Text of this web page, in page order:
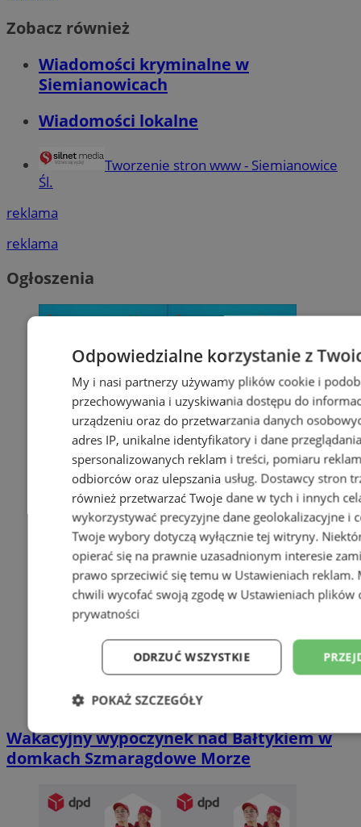
Zobacz również
Wiadomości kryminalne w
Siemianowicach
Wiadomości lokalne
Tworzenie stron www - Siemianowice
Śl.
reklama
reklama
Ogłoszenia
Wakacyjny wypoczynek nad Bałtykiem w
domkach Szmaragdowe Morze
Odpowiedzialne korzystanie z
My i nasi partnerzy używamy plików cookie i
przechowywania i uzyskiwania dostępu do
urządzeniu oraz do przetwarzania danych
adres IP, unikalne identyfikatory i dane
spersonalizowanych reklam i treści, pomiaru
odbiorców oraz ulepszania usług. Dostawcy stron
również przetwarzać Twoje dane w tych i innych
wykorzystywać precyzyjne dane geolokalizacyjne i
Twoje wybory dotyczą wyłącznie tej witryny.
opierać się na prawnie uzasadnionym interesie
prawo sprzeciwić się temu w Ustawieniach reklam.
chwili wycofać swoją zgodę w Ustawieniach plików
prywatności
ODRZUĆ WSZYSTKIE
POKAŻ SZCZEGÓŁY
Niezbędne Wydajność